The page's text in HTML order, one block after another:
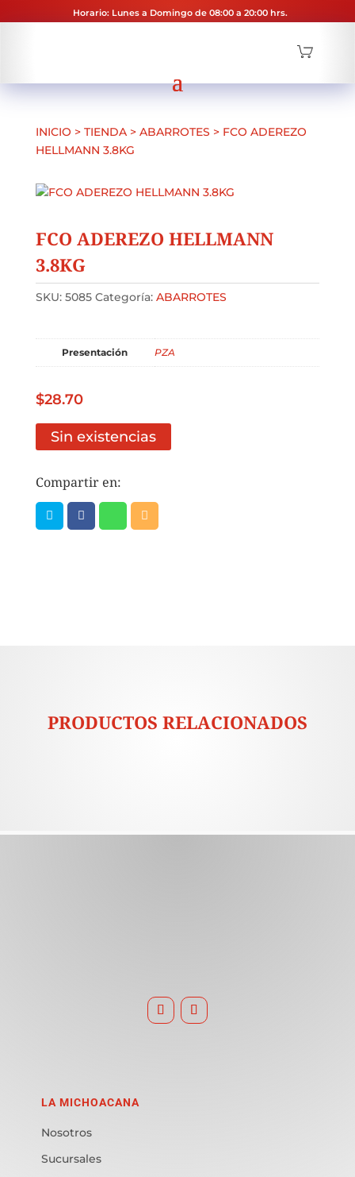
Horario: Lunes a Domingo de 08:00 a 20:00 hrs.
INICIO > TIENDA> ABARROTES > FCO ADEREZO
HELLMANN 3.8KG
FCO ADEREZO HELLMANN
3.8KG
SKU: 5085 Categoría: ABARROTES
Presentación PZA
$28.70
Sin existencias
Compartir en:
PRODUCTOS RELACIONADOS
LA MICHOACANA
Nosotros
Sucursales